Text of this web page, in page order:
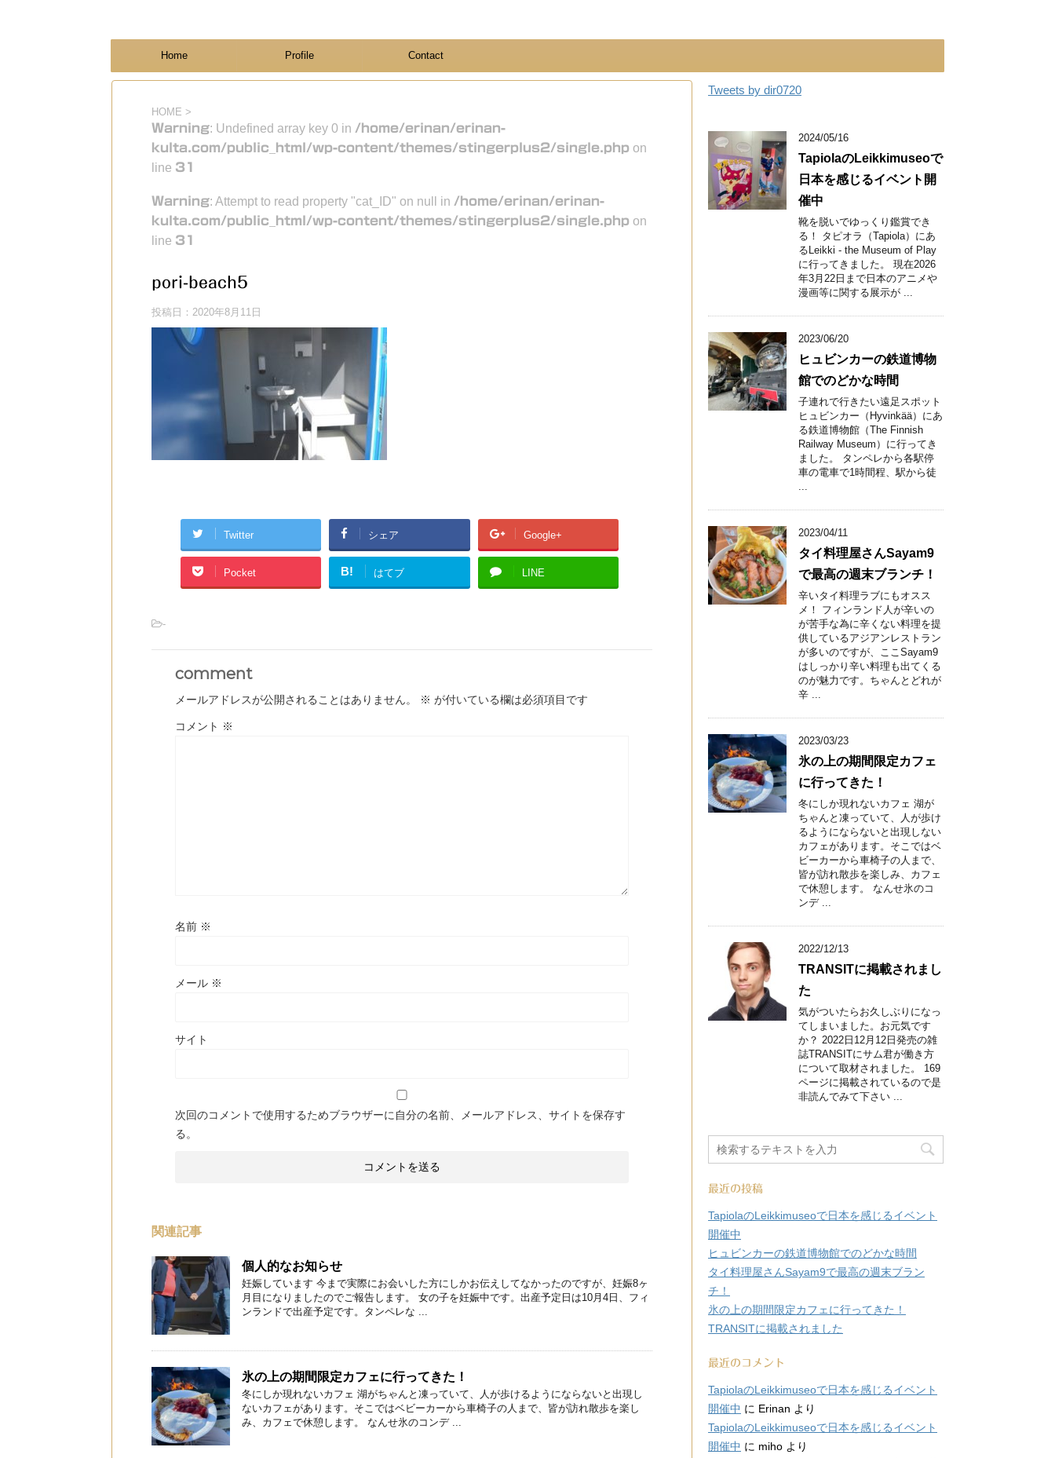
Home Profile Contact
HOME >
Warning: Undefined array key 0 in /home/erinan/erinan-
kulta.com/public_html/wp-content/themes/stingerplus2/single.php on
line 31
Warning: Attempt to read property "cat_ID" on null in /home/erinan/erinan-
kulta.com/public_html/wp-content/themes/stingerplus2/single.php on
line 31
pori-beach5
投稿日： 2020年8月11日
Twitter シェア Google+
Pocket B! はてブ LINE
-
comment
メールアドレスが公開されることはありません。 ※ が付いている欄は必須項目です
コメント ※
名前 ※
メール ※
サイト
次回のコメントで使用するためブラウザーに自分の名前、メールアドレス、サイトを保存す
る。
関連記事
個人的なお知らせ
妊娠しています 今まで実際にお会いした方にしかお伝えしてなかったのですが、妊娠8ヶ
月目になりましたのでご報告します。 女の子を妊娠中です。出産予定日は10月4日、フィ
ンランドで出産予定です。タンペレな ...
氷の上の期間限定カフェに行ってきた！
冬にしか現れないカフェ 湖がちゃんと凍っていて、人が歩けるようにならないと出現し
ないカフェがあります。そこではベビーカーから車椅子の人まで、皆が訪れ散歩を楽し
み、カフェで休憩します。 なんせ氷のコンデ ...
Tweets by dir0720
2024/05/16
TapiolaのLeikkimuseoで
日本を感じるイベント開
催中
靴を脱いでゆっくり鑑賞でき
る！ タピオラ（Tapiola）にあ
るLeikki - the Museum of Play
に行ってきました。 現在2026
年3月22日まで日本のアニメや
漫画等に関する展示が ...
2023/06/20
ヒュビンカーの鉄道博物
館でのどかな時間
子連れで行きたい遠足スポット
ヒュビンカー（Hyvinkää）にあ
る鉄道博物館（The Finnish
Railway Museum）に行ってき
ました。 タンペレから各駅停
車の電車で1時間程、駅から徒
...
2023/04/11
タイ料理屋さんSayam9
で最高の週末ブランチ！
辛いタイ料理ラブにもオスス
メ！ フィンランド人が辛いの
が苦手な為に辛くない料理を提
供しているアジアンレストラン
が多いのですが、ここSayam9
はしっかり辛い料理も出てくる
のが魅力です。ちゃんとどれが
辛 ...
2023/03/23
氷の上の期間限定カフェ
に行ってきた！
冬にしか現れないカフェ 湖が
ちゃんと凍っていて、人が歩け
るようにならないと出現しない
カフェがあります。そこではベ
ビーカーから車椅子の人まで、
皆が訪れ散歩を楽しみ、カフェ
で休憩します。 なんせ氷のコ
ンデ ...
2022/12/13
TRANSITに掲載されまし
た
気がついたらお久しぶりになっ
てしまいました。お元気です
か？ 2022日12月12日発売の雑
誌TRANSITにサム君が働き方
について取材されました。 169
ページに掲載されているので是
非読んでみて下さい ...
最近の投稿
TapiolaのLeikkimuseoで日本を感じるイベント
開催中
ヒュビンカーの鉄道博物館でのどかな時間
タイ料理屋さんSayam9で最高の週末ブラン
チ！
氷の上の期間限定カフェに行ってきた！
TRANSITに掲載されました
最近のコメント
TapiolaのLeikkimuseoで日本を感じるイベント
開催中 に Erinan より
TapiolaのLeikkimuseoで日本を感じるイベント
開催中 に miho より